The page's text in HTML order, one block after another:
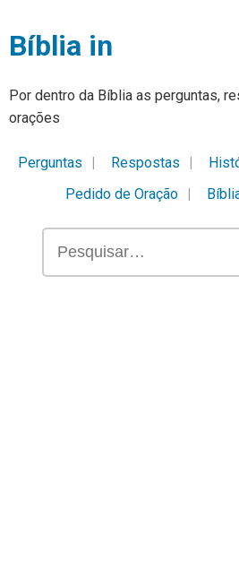
Bíblia in
Por dentro da Bíblia as perguntas,
orações
Perguntas Respostas
Pedido de Oração